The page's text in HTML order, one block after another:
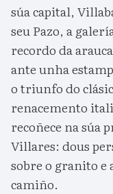
súa capital,
seu Pazo, a
recordo da
ante unha
o triunfo do
renacemento
recoñece na súa
Villares: dous
sobre o granito e
camiño.